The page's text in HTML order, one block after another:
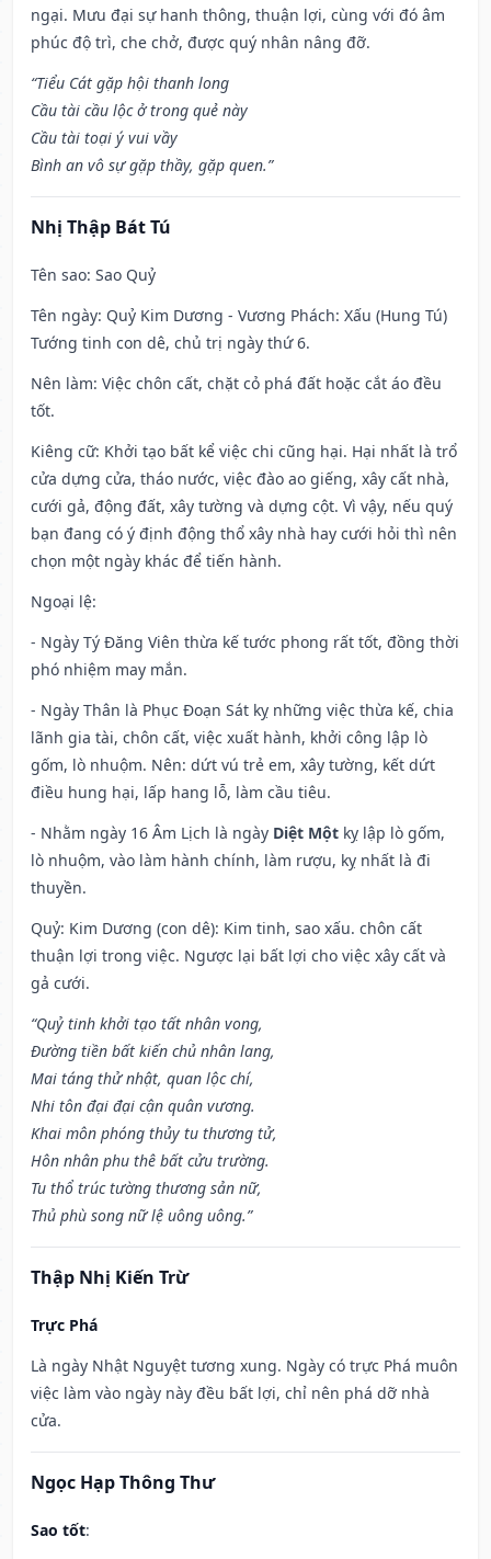
ngại. Mưu đại sự hanh thông, thuận lợi, cùng với đó âm
phúc độ trì, che chở, được quý nhân nâng đỡ.
“Tiểu Cát gặp hội thanh long
Cầu tài cầu lộc ở trong quẻ này
Cầu tài toại ý vui vầy
Bình an vô sự gặp thầy, gặp quen.”
Nhị Thập Bát Tú
Tên sao: Sao Quỷ
Tên ngày: Quỷ Kim Dương - Vương Phách: Xấu (Hung Tú)
Tướng tinh con dê, chủ trị ngày thứ 6.
Nên làm: Việc chôn cất, chặt cỏ phá đất hoặc cắt áo đều
tốt.
Kiêng cữ: Khởi tạo bất kể việc chi cũng hại. Hại nhất là trổ
cửa dựng cửa, tháo nước, việc đào ao giếng, xây cất nhà,
cưới gả, động đất, xây tường và dựng cột. Vì vậy, nếu quý
bạn đang có ý định động thổ xây nhà hay cưới hỏi thì nên
chọn một ngày khác để tiến hành.
Ngoại lệ:
- Ngày Tý Đăng Viên thừa kế tước phong rất tốt, đồng thời
phó nhiệm may mắn.
- Ngày Thân là Phục Đoạn Sát kỵ những việc thừa kế, chia
lãnh gia tài, chôn cất, việc xuất hành, khởi công lập lò
gốm, lò nhuộm. Nên: dứt vú trẻ em, xây tường, kết dứt
điều hung hại, lấp hang lỗ, làm cầu tiêu.
- Nhằm ngày 16 Âm Lịch là ngày Diệt Một kỵ lập lò gốm,
lò nhuộm, vào làm hành chính, làm rượu, kỵ nhất là đi
thuyền.
Quỷ: Kim Dương (con dê): Kim tinh, sao xấu. chôn cất
thuận lợi trong việc. Ngược lại bất lợi cho việc xây cất và
gả cưới.
“Quỷ tinh khởi tạo tất nhân vong,
Đường tiền bất kiến chủ nhân lang,
Mai táng thử nhật, quan lộc chí,
Nhi tôn đại đại cận quân vương.
Khai môn phóng thủy tu thương tử,
Hôn nhân phu thê bất cửu trường.
Tu thổ trúc tường thương sản nữ,
Thủ phù song nữ lệ uông uông.”
Thập Nhị Kiến Trừ
Trực Phá
Là ngày Nhật Nguyệt tương xung. Ngày có trực Phá muôn
việc làm vào ngày này đều bất lợi, chỉ nên phá dỡ nhà
cửa.
Ngọc Hạp Thông Thư
Sao tốt: